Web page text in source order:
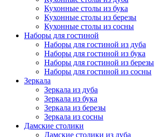
Кухонные столы из бука
Кухонные столы из березы
Кухонные столы из сосны
Наборы для гостиной
Наборы для гостиной из дуба
Наборы для гостиной из бука
Наборы для гостиной из березы
Наборы для гостиной из сосны
Зеркала
Зеркала из дуба
Зеркала из бука
Зеркала из березы
Зеркала из сосны
Дамские столики
Дамские столики из дуба